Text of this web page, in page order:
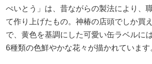
ぺいとう」は、昔ながらの製法により、
て作り上げたもの。神椿の店頭でしか買
で、黄色を基調にした可愛い缶ラベルに
6種類の色鮮やかな花々が描かれています